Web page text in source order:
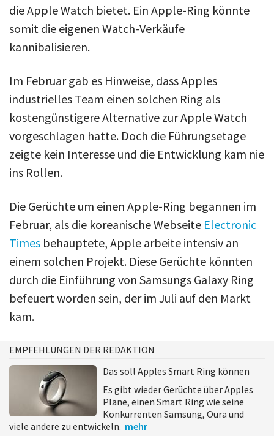
die Apple Watch bietet. Ein Apple-Ring könnte
somit die eigenen Watch-Verkäufe
kannibalisieren.
Im Februar gab es Hinweise, dass Apples
industrielles Team einen solchen Ring als
kostengünstigere Alternative zur Apple Watch
vorgeschlagen hatte. Doch die Führungsetage
zeigte kein Interesse und die Entwicklung kam nie
ins Rollen.
Die Gerüchte um einen Apple-Ring begannen im
Februar, als die koreanische Webseite Electronic
Times behauptete, Apple arbeite intensiv an
einem solchen Projekt. Diese Gerüchte könnten
durch die Einführung von Samsungs Galaxy Ring
befeuert worden sein, der im Juli auf den Markt
kam.
EMPFEHLUNGEN DER REDAKTION
Das soll Apples Smart Ring können
Es gibt wieder Gerüchte über Apples
Pläne, einen Smart Ring wie seine
Konkurrenten Samsung, Oura und
viele andere zu entwickeln. mehr